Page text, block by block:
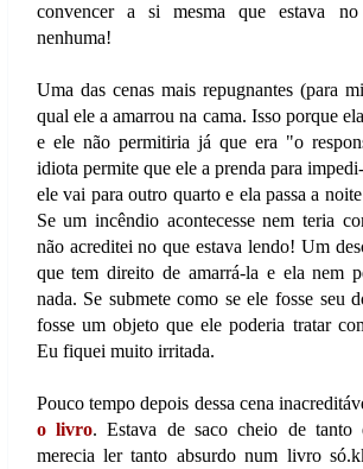
convencer a si mesma que estava
nenhuma!
Uma das cenas mais repugnantes (para
qual ele a amarrou na cama. Isso porque
e ele não permitiria já que era "o
idiota permite que ele a prenda para
ele vai para outro quarto e ela passa a
Se um incêndio acontecesse nem teria
não acreditei no que estava lendo! Um
que tem direito de amarrá-la e ela nem
nada. Se submete como se ele fosse seu
fosse um objeto que ele poderia tratar
Eu fiquei muito irritada.
Pouco tempo depois dessa cena
o livro. Estava de saco cheio de tanto
merecia ler tanto absurdo num livro